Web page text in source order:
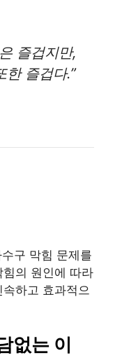
즐겁지만,
한 즐겁다.”
구 막힘 문제를
의 원인에 따라
하고 효과적으
없는 이